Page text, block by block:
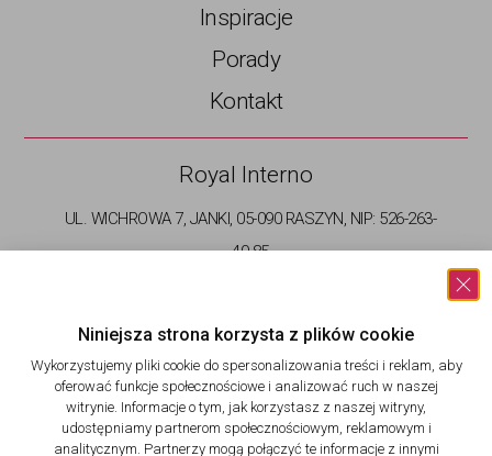
Inspiracje
Porady
Kontakt
Royal Interno
UL. WICHROWA 7, JANKI, 05-090 RASZYN, NIP: 526-263-
40-85
© Ceramica Picasa | Polityka Prywatności
Niniejsza strona korzysta z plików cookie​
Wykorzystujemy pliki cookie do spersonalizowania treści i reklam, aby
oferować funkcje społecznościowe i analizować ruch w naszej
witrynie. Informacje o tym, jak korzystasz z naszej witryny,
udostępniamy partnerom społecznościowym, reklamowym i
analitycznym. Partnerzy mogą połączyć te informacje z innymi